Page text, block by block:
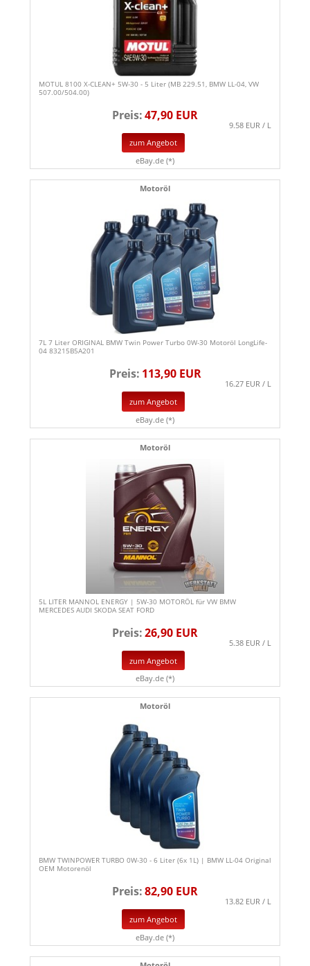
MOTUL 8100 X-CLEAN+ 5W-30 - 5 Liter (MB 229.51, BMW LL-04, VW
507.00/504.00)
Preis:47,90 EUR
9.58 EUR / L
zum Angebot
eBay.de (*)
Motoröl
7L 7 Liter ORIGINAL BMW Twin Power Turbo 0W-30 Motoröl LongLife-
04 83215B5A201
Preis: 113,90 EUR
16.27 EUR / L
zum Angebot
eBay.de (*)
Motoröl
5L LITER MANNOL ENERGY | 5W-30 MOTORÖL für VW BMW
MERCEDES AUDI SKODA SEAT FORD
Preis:26,90 EUR
5.38 EUR / L
zum Angebot
eBay.de (*)
Motoröl
BMW TWINPOWER TURBO 0W-30 - 6 Liter (6x 1L) | BMW LL-04 Original
OEM Motorenöl
Preis:82,90 EUR
13.82 EUR / L
zum Angebot
eBay.de (*)